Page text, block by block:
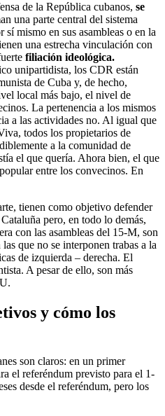
de la República cubanos, se
una parte central del sistema
mismo en sus asambleas o en la
una estrecha vinculación con
filiación ideológica.
unipartidista, los CDR están
de Cuba y, de hecho,
local más bajo, el nivel de
La pertenencia a los mismos
a las actividades no. Al igual que
todos los propietarios de
a la comunidad de
el que quería. Ahora bien, el que
entre los convecinos. En
tienen como objetivo defender
pero, en todo lo demás,
con las asambleas del 15-M, son
que no se interponen trabas a la
de izquierda – derecha. El
A pesar de ello, son más
y cómo los
son claros: en un primer
el referéndum previsto para el 1-
desde el referéndum, pero los